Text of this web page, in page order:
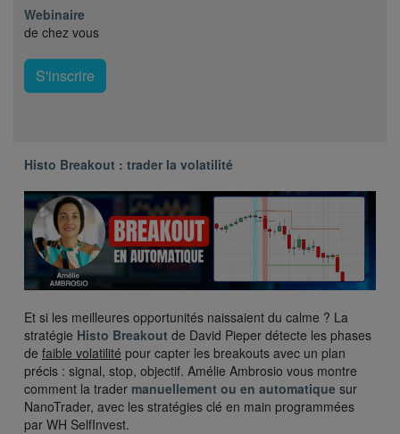
Webinaire
de chez vous
S'inscrire
Histo Breakout : trader la volatilité
Et si les meilleures opportunités naissaient du calme ? La
stratégie Histo Breakout de David Pieper détecte les phases
de faible volatilité pour capter les breakouts avec un plan
précis : signal, stop, objectif. Amélie Ambrosio vous montre
comment la trader manuellement ou en automatique sur
NanoTrader, avec les stratégies clé en main programmées
par WH SelfInvest.